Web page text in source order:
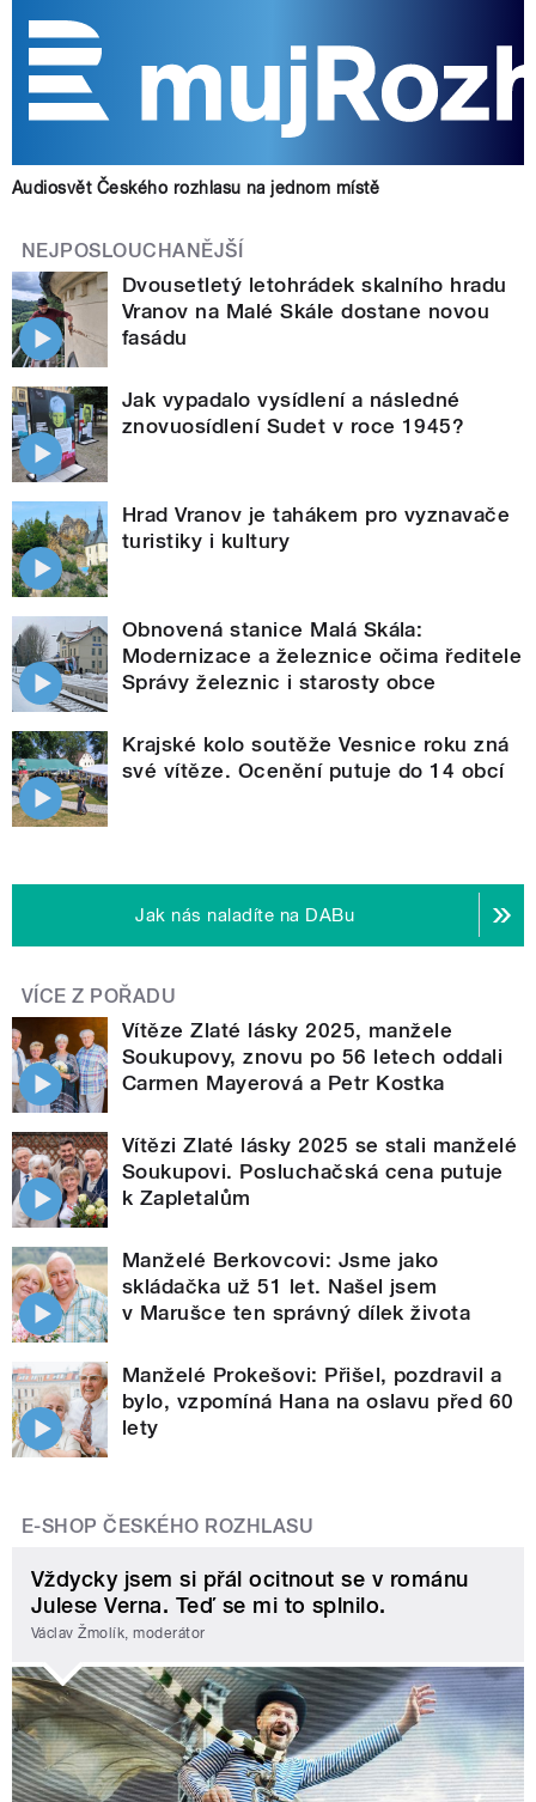
Audiosvět Českého rozhlasu na jednom místě
NEJPOSLOUCHANĚJŠÍ
Dvousetletý letohrádek skalního hradu
Vranov na Malé Skále dostane novou
fasádu
Jak vypadalo vysídlení a následné
znovuosídlení Sudet v roce 1945?
Hrad Vranov je tahákem pro vyznavače
turistiky i kultury
Obnovená stanice Malá Skála:
Modernizace a železnice očima ředitele
Správy železnic i starosty obce
Krajské kolo soutěže Vesnice roku zná
své vítěze. Ocenění putuje do 14 obcí
Jak nás naladíte na DABu
VÍCE Z POŘADU
Vítěze Zlaté lásky 2025, manžele
Soukupovy, znovu po 56 letech oddali
Carmen Mayerová a Petr Kostka
Vítězi Zlaté lásky 2025 se stali manželé
Soukupovi. Posluchačská cena putuje
k Zapletalům
Manželé Berkovcovi: Jsme jako
skládačka už 51 let. Našel jsem
v Marušce ten správný dílek života
Manželé Prokešovi: Přišel, pozdravil a
bylo, vzpomíná Hana na oslavu před 60
lety
E-SHOP ČESKÉHO ROZHLASU
Vždycky jsem si přál ocitnout se v románu
Julese Verna. Teď se mi to splnilo.
Václav Žmolík, moderátor